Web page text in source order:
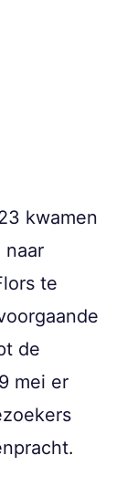
kwamen
naar
te
de
mei er